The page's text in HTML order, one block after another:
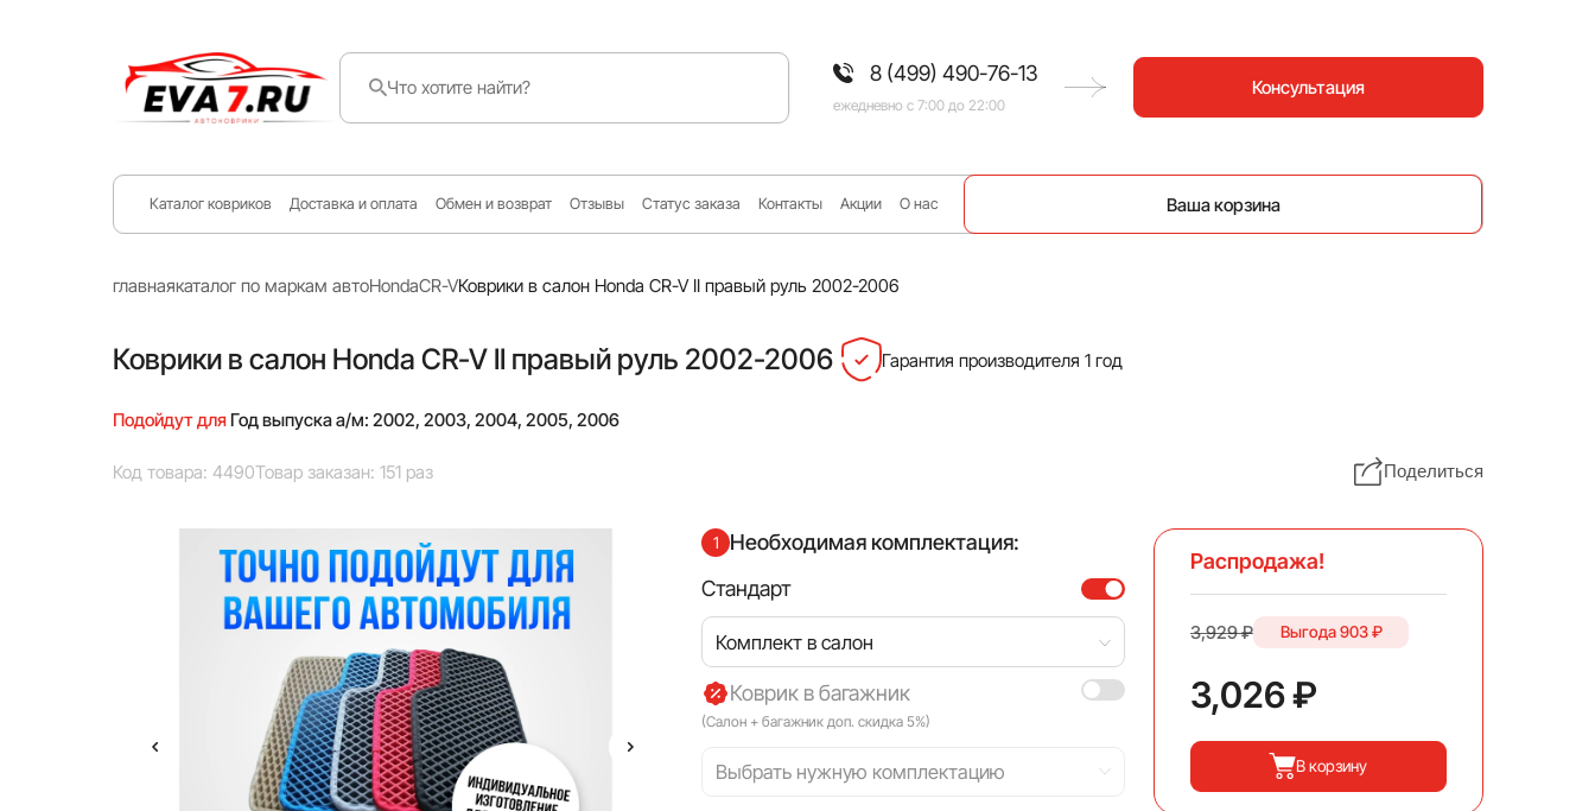
8 (499) 490-76-13
ежедневно с 7:00 до 22:00
Консультация
Каталог ковриков Доставка и оплата Обмен и возврат Отзывы Статус заказа Контакты Акции О нас Ваша корзина
главнаякаталог по маркам автоHondaCR-VКоврики в салон Honda CR-V II правый руль 2002-2006
Коврики в салон Honda CR-V II правый руль 2002-2006 Гарантия производителя 1 год
Подойдут дляГод выпуска а/м: 2002, 2003, 2004, 2005, 2006
Код товара: 4490Товар заказан: 151 раз Поделиться
1
Необходимая комплектация:
Стандарт
Комплект в салон
Коврик в багажник
(Салон + багажник доп. скидка 5%)
Выбрать нужную комплектацию
Распродажа!
3,929 ₽ Выгода903 ₽
3,026 ₽
В корзину